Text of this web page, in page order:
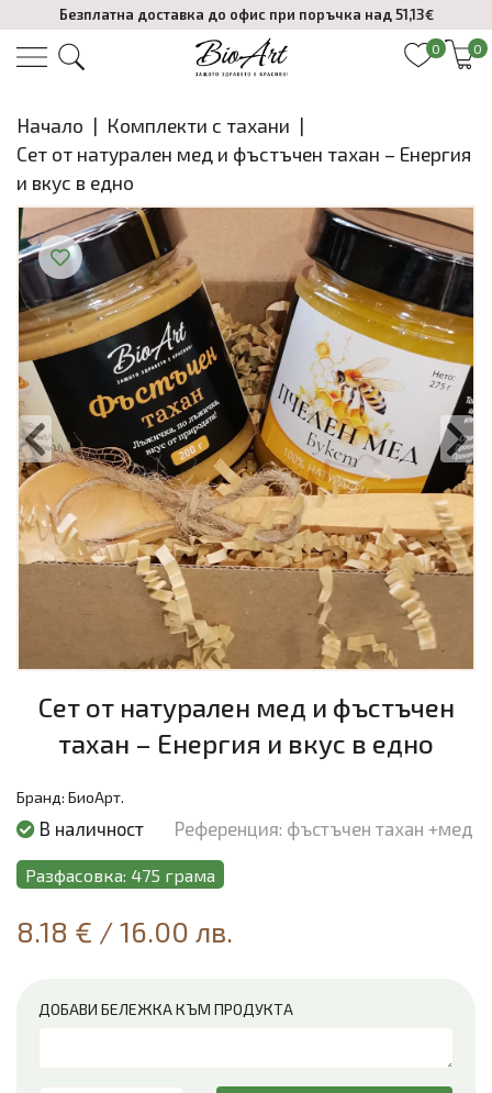
Безплатна доставка до офис при поръчка над 51,13€
0 0
Начало | Комплекти с тахани |
Сет от натурален мед и фъстъчен тахан – Енергия
и вкус в едно
Сет от натурален мед и фъстъчен
тахан – Енергия и вкус в едно
Бранд: БиоАрт.
В наличност Референция: фъстъчен тахан +мед
Разфасовка: 475 грама
8.18 € /16.00 лв.
ДОБАВИ БЕЛЕЖКА КЪМ ПРОДУКТА